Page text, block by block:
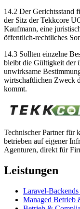
14.2 Der Gerichtsstand
der Sitz der Tekkcore
Kaufmann, eine
öffentlich-rechtliches
14.3 Sollten einzelne
bleibt die Gültigkeit der
unwirksame
wirtschaftlichen Zweck
kommt.
Technischer Partner für
betrieben auf eigener
Agenturen, direkt für
Leistungen
Laravel-Backends
Managed Betrieb